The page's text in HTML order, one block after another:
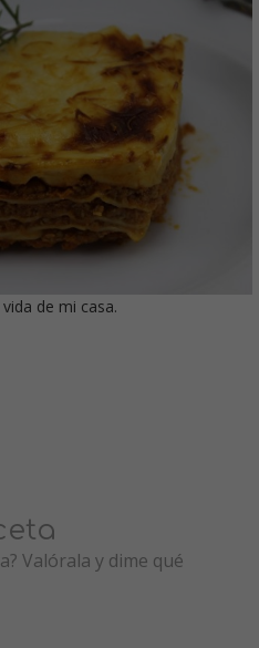
de mi casa.
Valórala y dime qué